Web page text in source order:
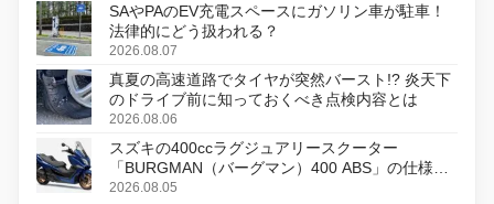
SAやPAのEV充電スペースにガソリン車が駐車！
法律的にどう扱われる？
2026.08.07
真夏の高速道路でタイヤが突然バースト!? 炎天下
のドライブ前に知っておくべき点検内容とは
2026.08.06
スズキの400ccラグジュアリースクーター
「BURGMAN（バーグマン）400 ABS」の仕様を
変更し、8月18日に発売
2026.08.05